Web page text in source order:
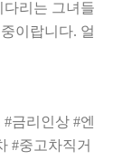
다리는 그녀들
이랍니다. 얼
#금리인상 #엔
#중고차직거